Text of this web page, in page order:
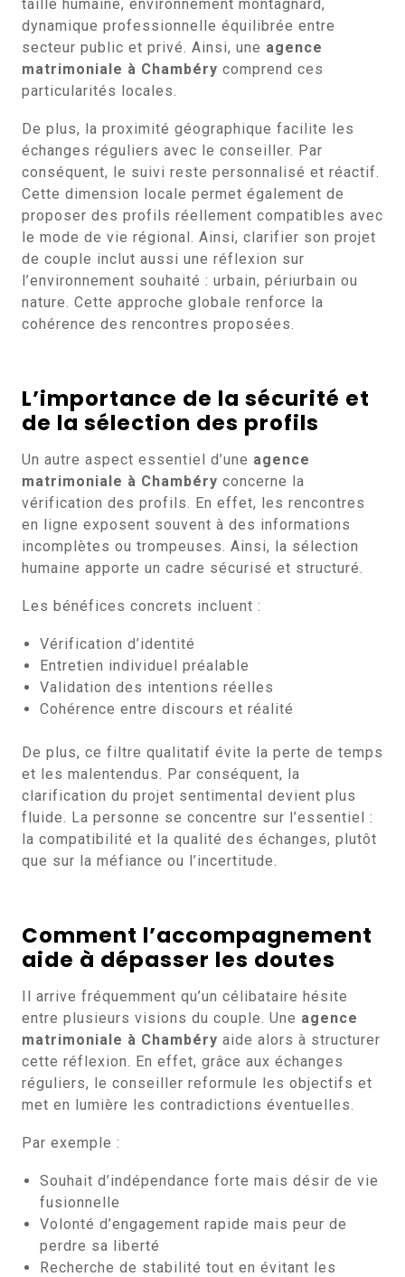
taille humaine, environnement montagnard,
dynamique professionnelle équilibrée entre
secteur public et privé. Ainsi, une agence
matrimoniale à Chambéry comprend ces
particularités locales.
De plus, la proximité géographique facilite les
échanges réguliers avec le conseiller. Par
conséquent, le suivi reste personnalisé et réactif.
Cette dimension locale permet également de
proposer des profils réellement compatibles avec
le mode de vie régional. Ainsi, clarifier son projet
de couple inclut aussi une réflexion sur
l’environnement souhaité : urbain, périurbain ou
nature. Cette approche globale renforce la
cohérence des rencontres proposées.
L’importance de la sécurité et
de la sélection des profils
Un autre aspect essentiel d’une agence
matrimoniale à Chambéry concerne la
vérification des profils. En effet, les rencontres
en ligne exposent souvent à des informations
incomplètes ou trompeuses. Ainsi, la sélection
humaine apporte un cadre sécurisé et structuré.
Les bénéfices concrets incluent :
Vérification d’identité
Entretien individuel préalable
Validation des intentions réelles
Cohérence entre discours et réalité
De plus, ce filtre qualitatif évite la perte de temps
et les malentendus. Par conséquent, la
clarification du projet sentimental devient plus
fluide. La personne se concentre sur l’essentiel :
la compatibilité et la qualité des échanges, plutôt
que sur la méfiance ou l’incertitude.
Comment l’accompagnement
aide à dépasser les doutes
Il arrive fréquemment qu’un célibataire hésite
entre plusieurs visions du couple. Une agence
matrimoniale à Chambéry aide alors à structurer
cette réflexion. En effet, grâce aux échanges
réguliers, le conseiller reformule les objectifs et
met en lumière les contradictions éventuelles.
Par exemple :
Souhait d’indépendance forte mais désir de vie
fusionnelle
Volonté d’engagement rapide mais peur de
perdre sa liberté
Recherche de stabilité tout en évitant les